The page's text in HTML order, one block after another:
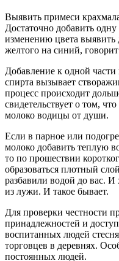
Выявить примеси
Достаточно добавить
изменению цвета выявить
желтого на синий,
Добавление к одной части
спирта вызывает
процесс происходит
свидетельствует о том,
молоко водицы от души.
Если в парное или
молоко добавить теплую
то по прошествии
образоваться плотный
разбавили водой до вас. И
из лужи. И такое бывает.
Для проверки честности
принадлежностей и
воспитанных людей
торговцев в деревнях.
постоянных людей.